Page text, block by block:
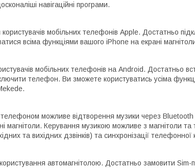
навігаційні програми.
мобільних телефонів Apple. Достатньо
всіма функціями вашого iPhone на екрані
мобільних телефонів на Android. Достатньо
телефон. Ви зможете користуватись усіма
можливе відтворення музики через
магнітоли. Керування музикою можливе з магнітоли
та вихідних дзвінків) та синхронізації
автомагнітолою. Достатньо замовити Sim-